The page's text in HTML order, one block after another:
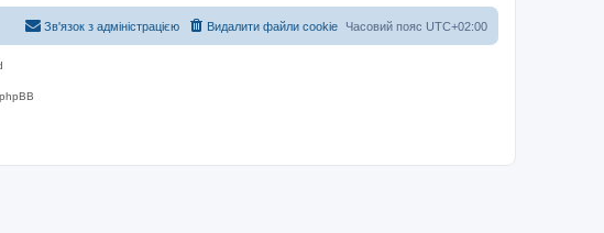
Часовий пояс UTC+02:00
Видалити файли cookie
Зв'язок з адміністрацією